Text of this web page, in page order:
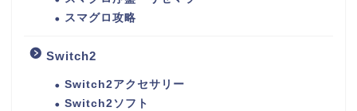
スマグロ攻略
Switch2
Switch2アクセサリー
Switch2ソフト